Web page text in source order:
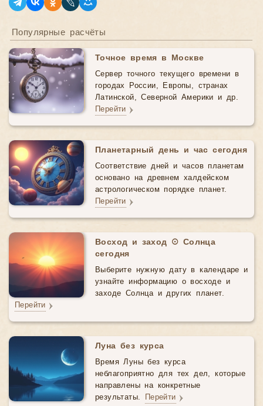
Популярные расчёты
Точное время в Москве
Сервер точного текущего времени в
городах России, Европы, странах
Латинской, Северной Америки и др.
Перейти
Планетарный день и час сегодня
Соответствие дней и часов планетам
основано на древнем халдейском
астрологическом порядке планет.
Перейти
Восход и заход ☉ Солнца
сегодня
Выберите нужную дату в календаре и
узнайте информацию о восходе и
заходе Солнца и других планет.
Перейти
Луна без курса
Время Луны без курса
неблагоприятно для тех дел, которые
направлены на конкретные
результаты. Перейти